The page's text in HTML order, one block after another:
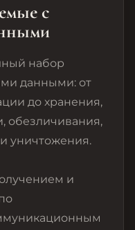
с
набор
данными: от
до хранения,
обезличивания,
уничтожения.
и